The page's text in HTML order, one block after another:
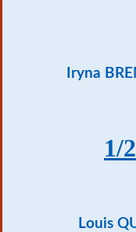
Iryna
1/
Louis